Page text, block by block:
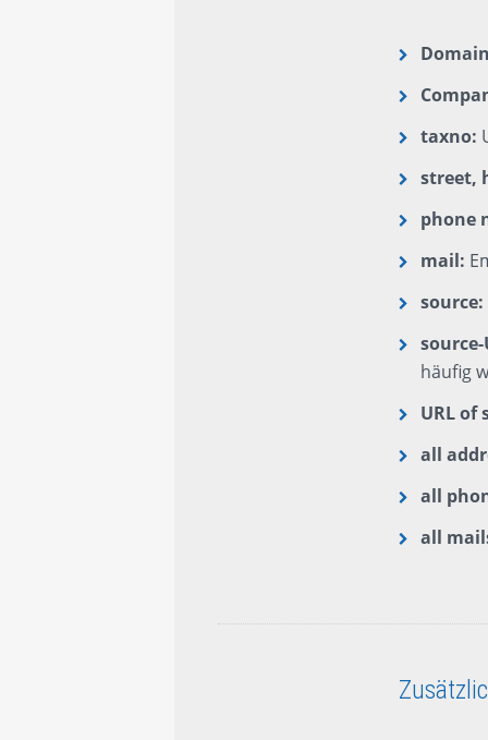
taxno:
street,
phone
mail:
source:
source-
häufig
URL of
all
all
all